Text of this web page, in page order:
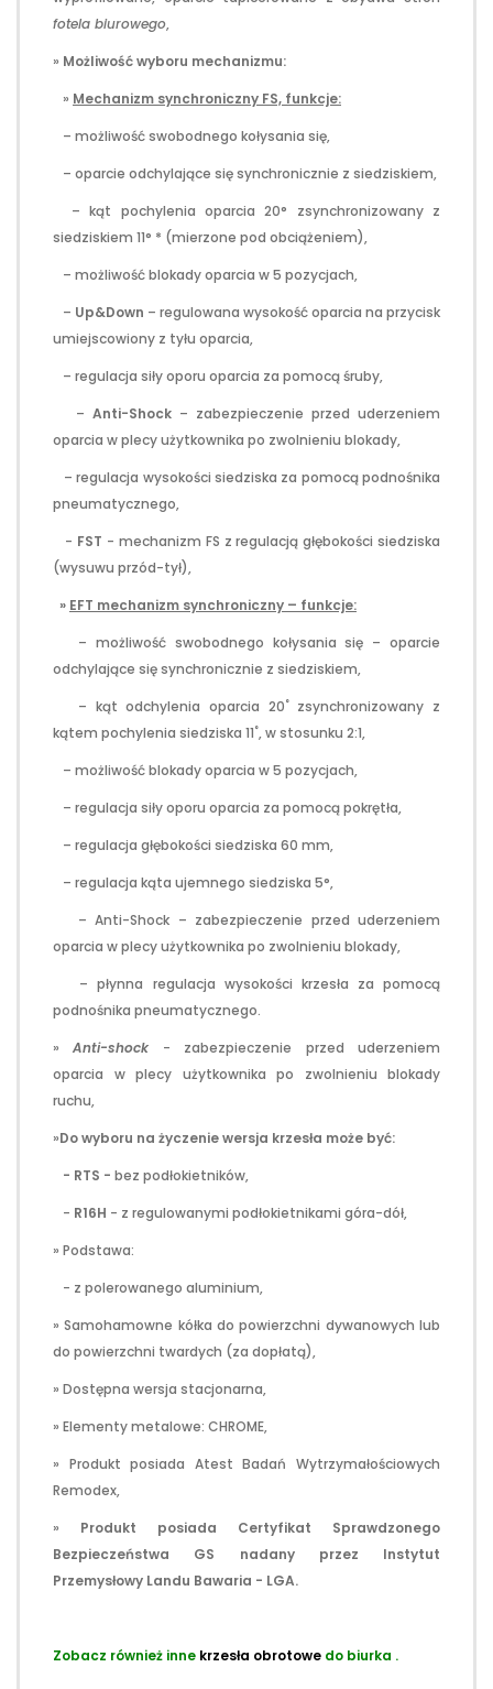
fotela biurowego,
» Możliwość wyboru mechanizmu:
» Mechanizm synchroniczny FS, funkcje:
– możliwość swobodnego kołysania się,
– oparcie odchylające się synchronicznie z siedziskiem,
– kąt pochylenia oparcia 20° zsynchronizowany z
siedziskiem 11° * (mierzone pod obciążeniem),
– możliwość blokady oparcia w 5 pozycjach,
– Up&Down – regulowana wysokość oparcia na przycisk
umiejscowiony z tyłu oparcia,
– regulacja siły oporu oparcia za pomocą śruby,
– Anti-Shock – zabezpieczenie przed uderzeniem
oparcia w plecy użytkownika po zwolnieniu blokady,
– regulacja wysokości siedziska za pomocą podnośnika
pneumatycznego,
- FST - mechanizm FS z regulacją głębokości siedziska
(wysuwu przód-tył),
» EFT mechanizm synchroniczny – funkcje:
– możliwość swobodnego kołysania się – oparcie
odchylające się synchronicznie z siedziskiem,
– kąt odchylenia oparcia 20˚ zsynchronizowany z
kątem pochylenia siedziska 11˚, w stosunku 2:1,
– możliwość blokady oparcia w 5 pozycjach,
– regulacja siły oporu oparcia za pomocą pokrętła,
– regulacja głębokości siedziska 60 mm,
– regulacja kąta ujemnego siedziska 5°,
– Anti-Shock – zabezpieczenie przed uderzeniem
oparcia w plecy użytkownika po zwolnieniu blokady,
– płynna regulacja wysokości krzesła za pomocą
podnośnika pneumatycznego.
»Anti-shock - zabezpieczenie przed uderzeniem
oparcia w plecy użytkownika po zwolnieniu blokady
ruchu,
»Do wyboru na życzenie wersja krzesła może być:
- RTS - bez podłokietników,
- R16H - z regulowanymi podłokietnikami góra-dół,
» Podstawa:
- z polerowanego aluminium,
» Samohamowne kółka do powierzchni dywanowych lub
do powierzchni twardych (za dopłatą),
» Dostępna wersja stacjonarna,
» Elementy metalowe: CHROME,
» Produkt posiada Atest Badań Wytrzymałościowych
Remodex,
» Produkt posiada Certyfikat Sprawdzonego
Bezpieczeństwa GS nadany przez Instytut
Przemysłowy Landu Bawaria - LGA.
Zobacz również inne krzesła obrotowe do biurka .